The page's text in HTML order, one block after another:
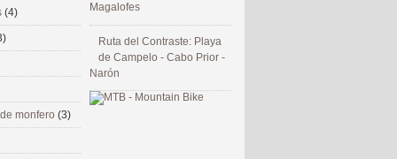
Magalofes
Ruta del Contraste: Playa
de Campelo - Cabo Prior -
Narón
(4)
monfero (3)